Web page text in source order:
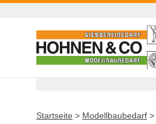
Startseite > Modellbaubedarf >